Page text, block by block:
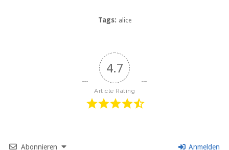
Tags: alice
4.7
Article Rating
Abonnieren Anmelden